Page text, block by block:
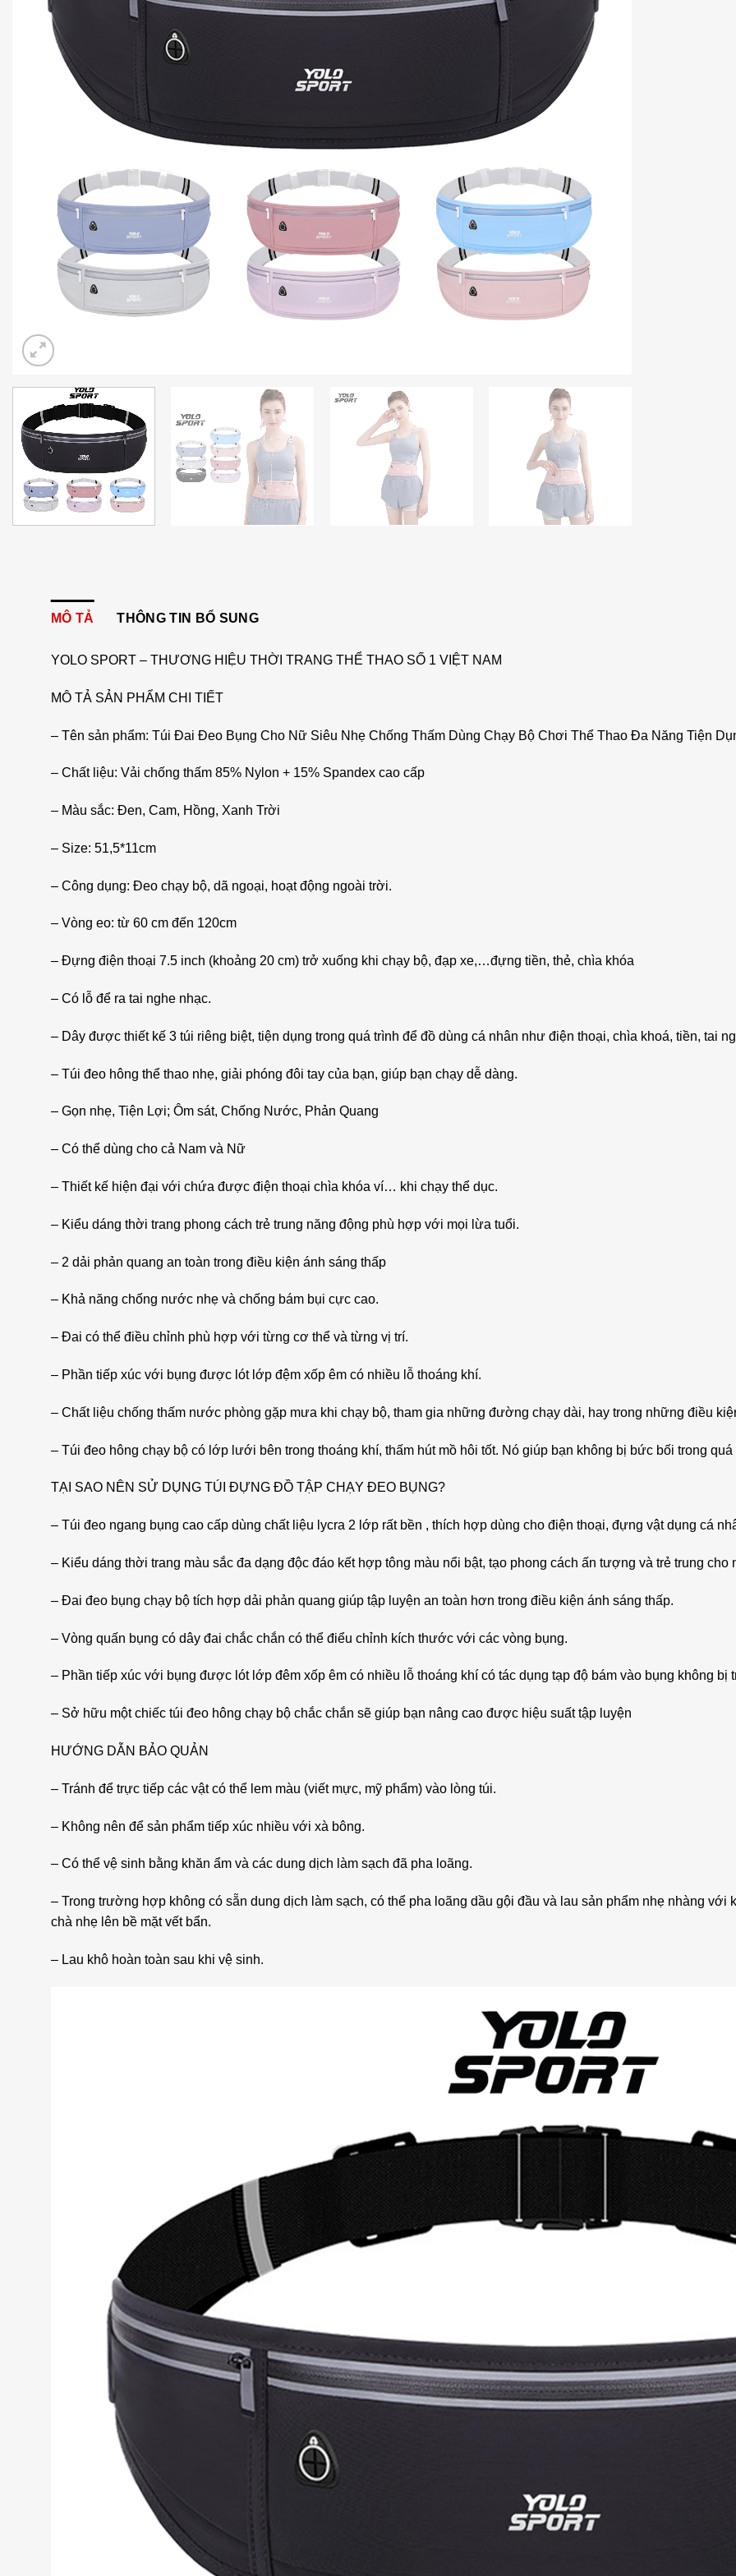
MÔ TẢ THÔNG TIN BỔ SUNG
YOLO SPORT – THƯƠNG HIỆU THỜI TRANG THỂ THAO SỐ 1 VIỆT NAM
MÔ TẢ SẢN PHẨM CHI TIẾT
– Tên sản phẩm: Túi Đai Đeo Bụng Cho Nữ Siêu Nhẹ Chống Thấm Dùng Chạy Bộ Chơi Thể Thao Đa Năng Tiện
– Chất liệu: Vải chống thấm 85% Nylon + 15% Spandex cao cấp
– Màu sắc: Đen, Cam, Hồng, Xanh Trời
– Size: 51,5*11cm
– Công dụng: Đeo chạy bộ, dã ngoại, hoạt động ngoài trời.
– Vòng eo: từ 60 cm đến 120cm
– Đựng điện thoại 7.5 inch (khoảng 20 cm) trở xuống khi chạy bộ, đạp xe,…đựng tiền, thẻ, chìa khóa
– Có lỗ để ra tai nghe nhạc.
– Dây được thiết kế 3 túi riêng biệt, tiện dụng trong quá trình để đồ dùng cá nhân như điện thoại, chìa khoá, tiền, tai
– Túi đeo hông thể thao nhẹ, giải phóng đôi tay của bạn, giúp bạn chạy dễ dàng.
– Gọn nhẹ, Tiện Lợi; Ôm sát, Chống Nước, Phản Quang
– Có thể dùng cho cả Nam và Nữ
– Thiết kế hiện đại với chứa được điện thoại chìa khóa ví… khi chạy thể dục.
– Kiểu dáng thời trang phong cách trẻ trung năng động phù hợp với mọi lừa tuổi.
– 2 dải phản quang an toàn trong điều kiện ánh sáng thấp
– Khả năng chống nước nhẹ và chống bám bụi cực cao.
– Đai có thể điều chỉnh phù hợp với từng cơ thể và từng vị trí.
– Phần tiếp xúc với bụng được lót lớp đệm xốp êm có nhiều lỗ thoáng khí.
– Chất liệu chống thấm nước phòng gặp mưa khi chạy bộ, tham gia những đường chạy dài, hay trong những điều
– Túi đeo hông chạy bộ có lớp lưới bên trong thoáng khí, thấm hút mồ hôi tốt. Nó giúp bạn không bị bức bối trong quá
TẠI SAO NÊN SỬ DỤNG TÚI ĐỰNG ĐỒ TẬP CHẠY ĐEO BỤNG?
– Túi đeo ngang bụng cao cấp dùng chất liệu lycra 2 lớp rất bền , thích hợp dùng cho điện thoại, đựng vật dụng cá
– Kiểu dáng thời trang màu sắc đa dạng độc đáo kết hợp tông màu nổi bật, tạo phong cách ấn tượng và trẻ trung
– Đai đeo bụng chạy bộ tích hợp dải phản quang giúp tập luyện an toàn hơn trong điều kiện ánh sáng thấp.
– Vòng quấn bụng có dây đai chắc chắn có thể điểu chỉnh kích thước với các vòng bụng.
– Phần tiếp xúc với bụng được lót lớp đêm xốp êm có nhiều lỗ thoáng khí có tác dụng tạp độ bám vào bụng không bị
– Sở hữu một chiếc túi đeo hông chạy bộ chắc chắn sẽ giúp bạn nâng cao được hiệu suất tập luyện
HƯỚNG DẪN BẢO QUẢN
– Tránh để trực tiếp các vật có thể lem màu (viết mực, mỹ phẩm) vào lòng túi.
– Không nên để sản phẩm tiếp xúc nhiều với xà bông.
– Có thể vệ sinh bằng khăn ẩm và các dung dịch làm sạch đã pha loãng.
– Trong trường hợp không có sẵn dung dịch làm sạch, có thể pha loãng dầu gội đầu và lau sản phẩm nhẹ nhàng với
chà nhẹ lên bề mặt vết bẩn.
– Lau khô hoàn toàn sau khi vệ sinh.